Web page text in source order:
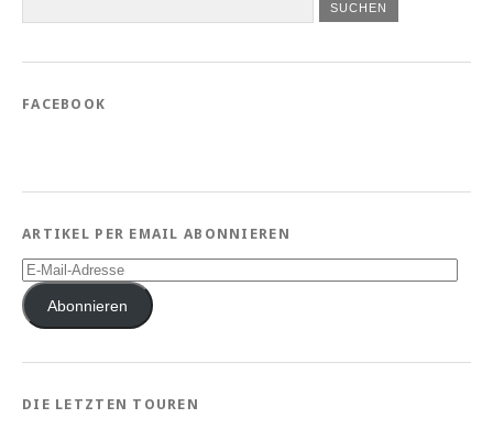
FACEBOOK
ARTIKEL PER EMAIL ABONNIEREN
E-
Mail-
AdresseAbonnieren
DIE LETZTEN TOUREN